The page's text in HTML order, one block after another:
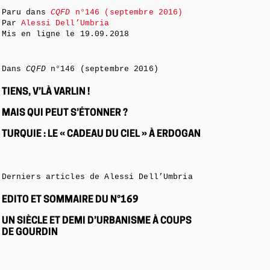
Paru dans CQFD n°146 (septembre 2016)
ParAlessi Dell’Umbria
Mis en ligne le 19.09.2018
DansCQFDn°146 (septembre 2016)
TIENS, V’LÀ VARLIN !
MAIS QUI PEUT S’ÉTONNER ?
TURQUIE : LE « CADEAU DU CIEL » À ERDOGAN
Derniers articles de Alessi Dell’Umbria
EDITO ET SOMMAIRE DU N°169
UN SIÈCLE ET DEMI D’URBANISME À COUPS
DE GOURDIN